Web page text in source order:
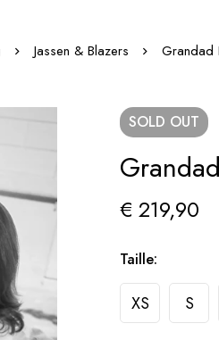
Jassen & Blazers
SOLD OUT
€ 219,90
Taille:
XS S